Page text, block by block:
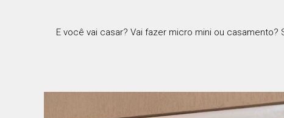
E você vai casar? Vai fazer micro mini ou